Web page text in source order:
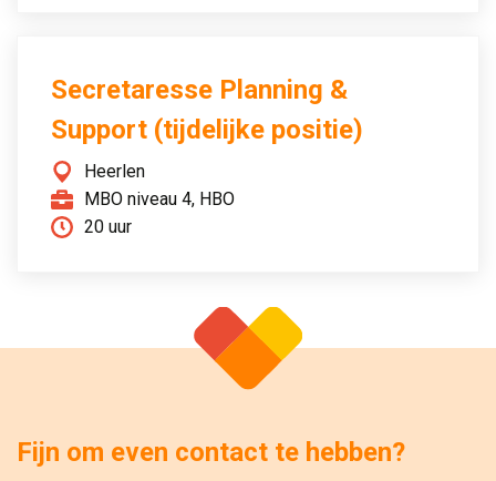
Secretaresse Planning &
Support (tijdelijke positie)
Heerlen
MBO niveau 4, HBO
20 uur
Fijn om even contact te hebben?